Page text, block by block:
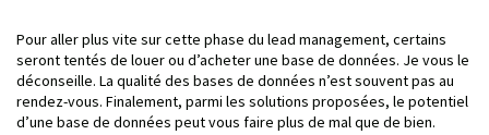
Pour aller plus vite sur cette phase du lead management, certains
seront tentés de louer ou d’acheter une base de données. Je vous le
déconseille. La qualité des bases de données n’est souvent pas au
rendez-vous. Finalement, parmi les solutions proposées, le potentiel
d’une base de données peut vous faire plus de mal que de bien.